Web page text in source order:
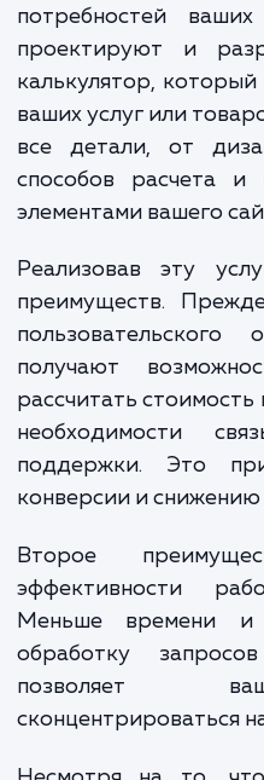
покупки.
Наши специалисты
вашего
потребностей
проектируют и
калькулятор,
ваших услуг или
все детали, от
способов
элементами вашего
Реализовав эту
преимуществ.
получают
рассчитать